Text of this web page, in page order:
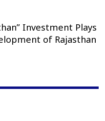
Investment Plays
of Rajasthan